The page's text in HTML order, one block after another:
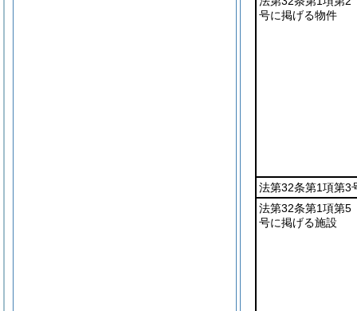
号に掲げる物件
法第32条第1項第3
法第32条第1項第5
号に掲げる施設